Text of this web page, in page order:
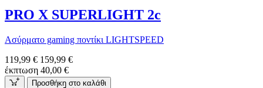
PRO X SUPERLIGHT 2c
Ασύρματο gaming ποντίκι LIGHTSPEED
119,99 € 159,99 €
έκπτωση 40,00 €
Προσθήκη στο καλάθι